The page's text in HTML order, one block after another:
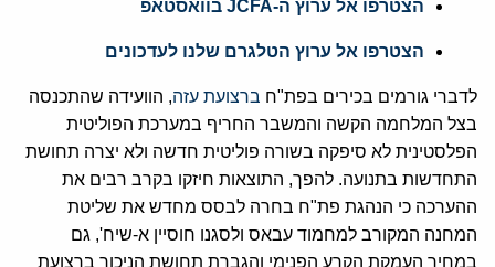
הצטרפו אל ערוץ ה-JCFA בוואסטאפ
הצטרפו אל ערוץ הטלגרם שלנו לעדכונים
לדברי גורמים בכירים בפת"ח ברצועת עזה, הוועידה שהתכנסה
בצל המלחמה הקשה והמשבר החריף במערכת הפוליטית
הפלסטינית לא סיפקה בשורה פוליטית חדשה ולא יצרה תחושת
התחדשות בתנועה. להפך, התוצאות חיזקו בקרב רבים את
ההערכה כי הנהגת פת"ח בחרה לבסס מחדש את שליטת
המחנה המקורב למחמוד עבאס ולסגנו חוסיין א-שיח', גם
במחיר העמקת הקרע הפנימי והגברת תחושת הניכור ברצועת